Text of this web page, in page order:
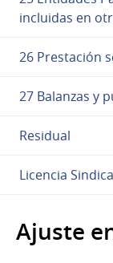
incluidas en
26 Prestación
27 Balanzas y
Residual
Licencia
Ajuste